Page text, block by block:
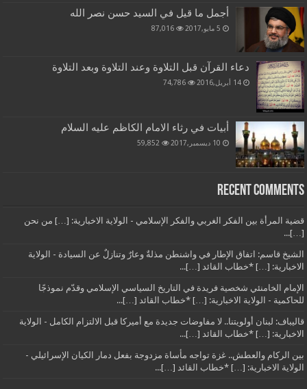
أجمل ما قيل في السيد حسن نصر الله
5 مايو,2017 87,016
دعاء القرآن قبل التلاوة وعند التلاوة وبعد التلاوة
14 أبريل,2016 74,786
أبيات في رثاء الامام الكاظم عليه السلام
10 ديسمبر,2017 59,852
Recent Comments
قضية المرأة بين الفكر الغربي والفكر الإسلامي - الولاية الاخبارية: […] من نحن
[…]...
الشيخ قاسم: اتفاق الإطار في واشنطن مذلةٌ وعارٌ وتنازلٌ عن السيادة - الولاية
الاخبارية: […] *خطاب القائد […]...
الإمام الخامنئي شخصية فريدة في التاريخ السياسي الإسلامي وقدّم نموذجًا
للحاكمية - الولاية الاخبارية: […] *خطاب القائد […]...
قاليباف: لبنان أولويتنا.. لا مفاوضات جديدة مع أميركا قبل الالتزام الكامل - الولاية
الاخبارية: […] *خطاب القائد […]...
بين الركام والعطش.. غزة تواجه مأساة مزدوجة بفعل دمار الكيان الإسرائيلي -
الولاية الاخبارية: […] *خطاب القائد […]...